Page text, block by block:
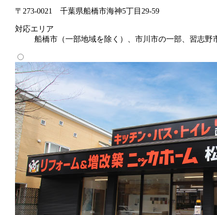
〒273-0021 千葉県船橋市海神5丁目29-59
対応エリア
船橋市（一部地域を除く）、市川市の一部、習志野